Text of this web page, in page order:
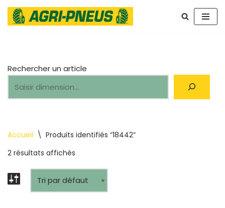
Aller
Accueil \ Produits identifiés “18442”
2 résultats affichés
Rechercher un article